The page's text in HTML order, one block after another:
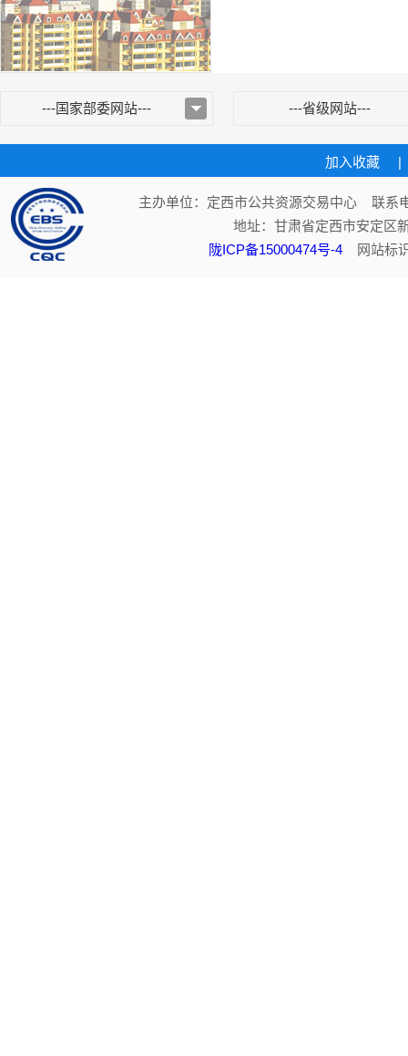
---国家部委网站--- ---省级网站---
加入收藏 |
主办单位：定西市公共资源交易中心 联系
地址：甘肃省定西市安定
陇ICP备15000474号-4 网站标